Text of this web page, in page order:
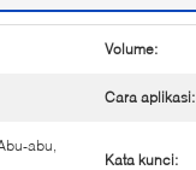
Volume:
Cara aplikasi:
abu,
Kata kunci: